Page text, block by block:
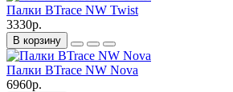
Палки BTrace NW Twist
3330р.
В корзину
Палки BTrace NW Nova
6960р.